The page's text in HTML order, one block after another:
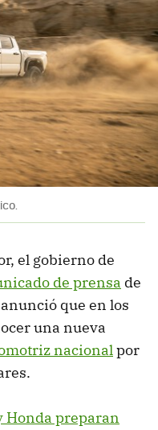
el gobierno de
de prensa de
que en los
una nueva
nacionalpor
Honda preparan